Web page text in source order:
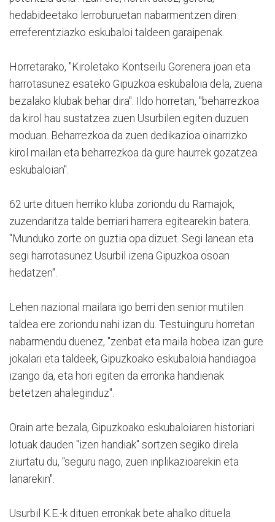
hedabideetako lerroburuetan nabarmentzen diren
erreferentziazko eskubaloi taldeen garaipenak.
Horretarako, "Kiroletako Kontseilu Gorenera joan eta
harrotasunez esateko Gipuzkoa eskubaloia dela, zuena
bezalako klubak behar dira". Ildo horretan, "beharrezkoa
da kirol hau sustatzea zuen Usurbilen egiten duzuen
moduan. Beharrezkoa da zuen dedikazioa oinarrizko
kirol mailan eta beharrezkoa da gure haurrek gozatzea
eskubaloian".
62 urte dituen herriko kluba zoriondu du Ramajok,
zuzendaritza talde berriari harrera egitearekin batera.
"Munduko zorte on guztia opa dizuet. Segi lanean eta
segi harrotasunez Usurbil izena Gipuzkoa osoan
hedatzen".
Lehen nazional mailara igo berri den senior mutilen
taldea ere zoriondu nahi izan du. Testuinguru horretan
nabarmendu duenez, "zenbat eta maila hobea izan gure
jokalari eta taldeek, Gipuzkoako eskubaloia handiagoa
izango da, eta hori egiten da erronka handienak
betetzen ahaleginduz".
Orain arte bezala, Gipuzkoako eskubaloiaren historiari
lotuak dauden "izen handiak" sortzen segiko direla
ziurtatu du, "seguru nago, zuen inplikazioarekin eta
lanarekin".
Usurbil K.E.-k dituen erronkak bete ahalko dituela